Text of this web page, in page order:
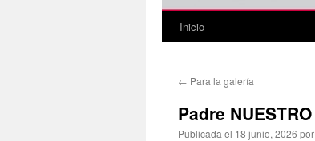
Inicio
← Para la galería
Padre NUESTRO
Publicada el 18 junio, 2026 por